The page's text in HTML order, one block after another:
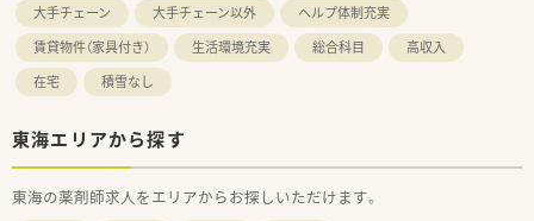
大手チェーン
大手チェーン以外
ヘルプ体制充実
賃貸物件（家具付き）
生活環境充実 総合科目
高収入
在宅
積雪なし
東海エリアから探す
東海の薬剤師求人をエリアからお探しいただけます。